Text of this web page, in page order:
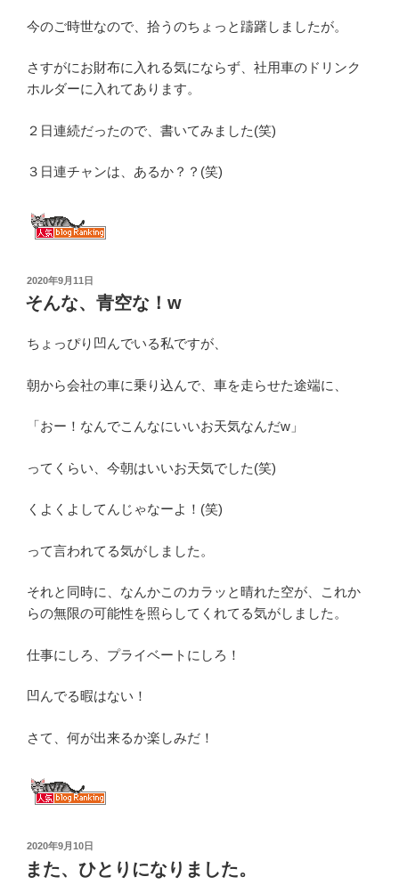
今のご時世なので、拾うのちょっと躊躇しましたが。
さすがにお財布に入れる気にならず、社用車のドリンク
ホルダーに入れてあります。
２日連続だったので、書いてみました(笑)
３日連チャンは、あるか？？(笑)
投
稿
日:
2020年9月11日
そんな、青空な！w
ちょっぴり凹んでいる私ですが、
朝から会社の車に乗り込んで、車を走らせた途端に、
「おー！なんでこんなにいいお天気なんだw」
ってくらい、今朝はいいお天気でした(笑)
くよくよしてんじゃなーよ！(笑)
って言われてる気がしました。
それと同時に、なんかこのカラッと晴れた空が、これか
らの無限の可能性を照らしてくれてる気がしました。
仕事にしろ、プライベートにしろ！
凹んでる暇はない！
さて、何が出来るか楽しみだ！
投
稿
日:
2020年9月10日
また、ひとりになりました。